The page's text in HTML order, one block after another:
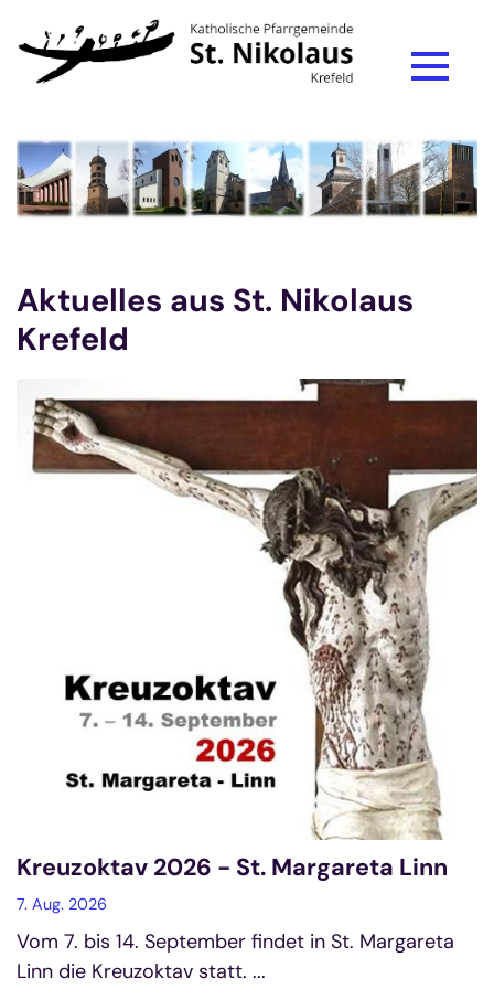
Zum Inhalt springen
Aktuelles aus St. Nikolaus
Krefeld
Kreuzoktav 2026 - St. Margareta Linn
7. Aug. 2026
Vom 7. bis 14. September findet in St. Margareta
Linn die Kreuzoktav statt. ...